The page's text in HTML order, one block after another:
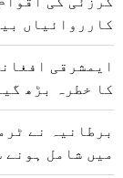
کارروائیاں
ایمشرقی
کا خطرہ بڑھ
برطانیہ نے
میں شامل ہونے